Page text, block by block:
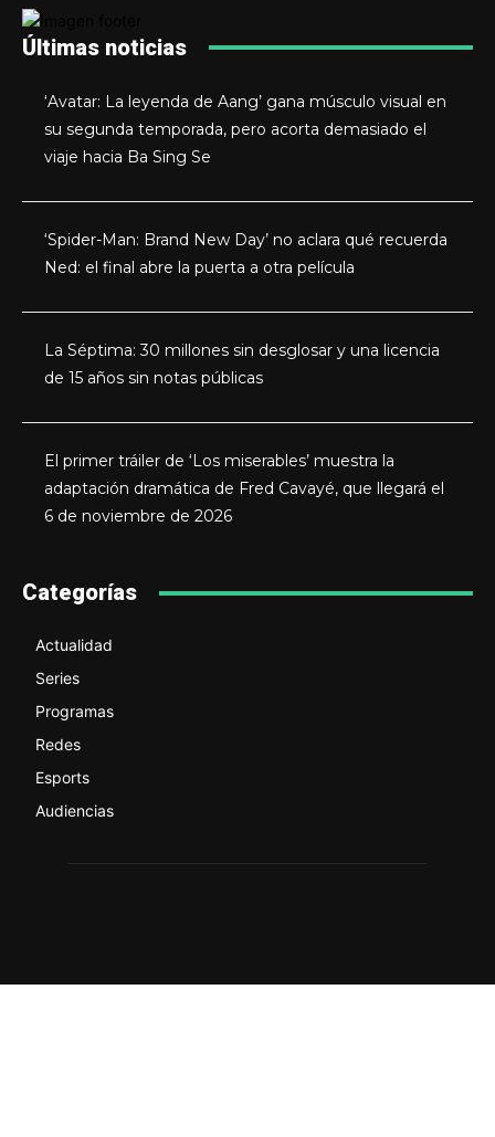
Últimas noticias
‘Avatar: La leyenda de Aang’ gana músculo visual en
su segunda temporada, pero acorta demasiado el
viaje hacia Ba Sing Se
‘Spider-Man: Brand New Day’ no aclara qué recuerda
Ned: el final abre la puerta a otra película
La Séptima: 30 millones sin desglosar y una licencia
de 15 años sin notas públicas
El primer tráiler de ‘Los miserables’ muestra la
adaptación dramática de Fred Cavayé, que llegará el
6 de noviembre de 2026
Categorías
Actualidad
Series
Programas
Redes
Esports
Audiencias